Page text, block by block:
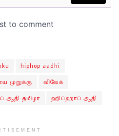
hiphop aadhi
முறுக்கு
விவேக்
ஆதி தமிழா ஹிப்ஹாப் ஆதி